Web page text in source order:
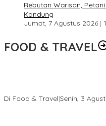
Rebutan Warisan,
Kandung
Jumat, 7 Agustus 2026 |
FOOD & TRAVEL
Di Food & Travel|Senin, 3